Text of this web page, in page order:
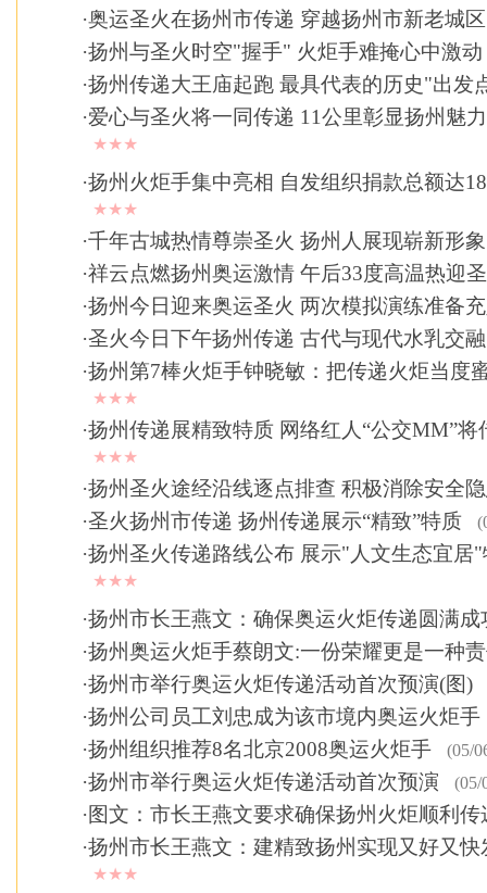
·奥运圣火在扬州市传递 穿越扬州市新老城区
·扬州与圣火时空"握手" 火炬手难掩心中激动
·扬州传递大王庙起跑 最具代表的历史"出发
·爱心与圣火将一同传递 11公里彰显扬州魅
★★★
·扬州火炬手集中亮相 自发组织捐款总额达
★★★
·千年古城热情尊崇圣火 扬州人展现崭新形象
·祥云点燃扬州奥运激情 午后33度高温热迎
·扬州今日迎来奥运圣火 两次模拟演练准备
·圣火今日下午扬州传递 古代与现代水乳交融
·扬州第7棒火炬手钟晓敏：把传递火炬当度
★★★
·扬州传递展精致特质 网络红人“公交MM”将
★★★
·扬州圣火途经沿线逐点排查 积极消除安全
·圣火扬州市传递 扬州传递展示“精致”特质
·扬州圣火传递路线公布 展示"人文生态宜居"
★★★
·扬州市长王燕文：确保奥运火炬传递圆满成
·扬州奥运火炬手蔡朗文:一份荣耀更是一种
·扬州市举行奥运火炬传递活动首次预演(图)
·扬州公司员工刘忠成为该市境内奥运火炬手
·扬州组织推荐8名北京2008奥运火炬手 (05/
·扬州市举行奥运火炬传递活动首次预演 (05/
· 图文：市长王燕文要求确保扬州火炬顺利传
·扬州市长王燕文：建精致扬州实现又好又快
★★★